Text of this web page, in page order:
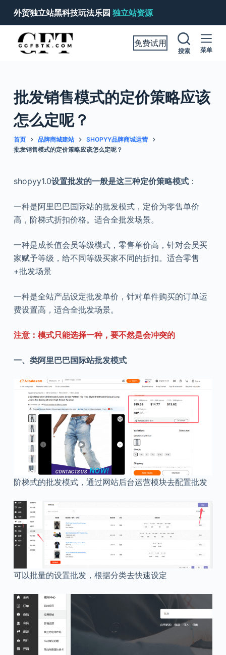
跳
过
内
外贸独立站黑科技玩法乐园 独立站资源
免费试用
搜索 菜单
批发销售模式的定价策略应该
怎么定呢？
首页 品牌商城建站
SHOPYY品牌商城运营
批发销售模式的定价策略应该怎么定呢？
shopyy1.0设置批发的一般是这三种定价策略模式：
一种是阿里巴巴国际站的批发模式，定价为零售单价
高，阶梯式折扣价格。适合全批发场景。
一种是成长值会员等级模式，零售单价高，针对会员买
家赋予等级，给不同等级买家不同的折扣。适合零售
+批发场景
一种是全站产品设定批发单价，针对单件购买的订单运
费设置高，适合全批发场景。
注意：模式只能选择一种，要不然是会冲突的
一、类阿里巴巴国际站批发模式
阶梯式的批发模式，通过网站后台运营模块去配置批发
可以批量的设置批发，根据分类去快速设定